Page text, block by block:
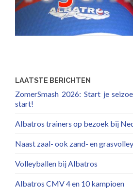
LAATSTE BERICHTEN
ZomerSmash 2026: Start je
start!
Albatros trainers op bezoek bij
Naast zaal- ook zand- en
Volleyballen bij Albatros
Albatros CMV 4 en 10 kampioen